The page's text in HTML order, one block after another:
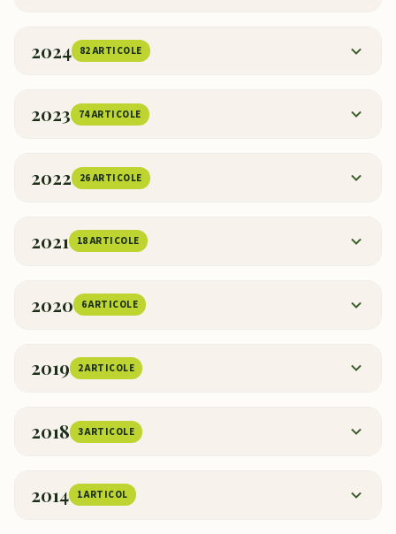
2024 82 ARTICOLE
2023 74 ARTICOLE
2022 26 ARTICOLE
2021 18 ARTICOLE
2020 6 ARTICOLE
2019 2 ARTICOLE
2018 3 ARTICOLE
2014 1 ARTICOL